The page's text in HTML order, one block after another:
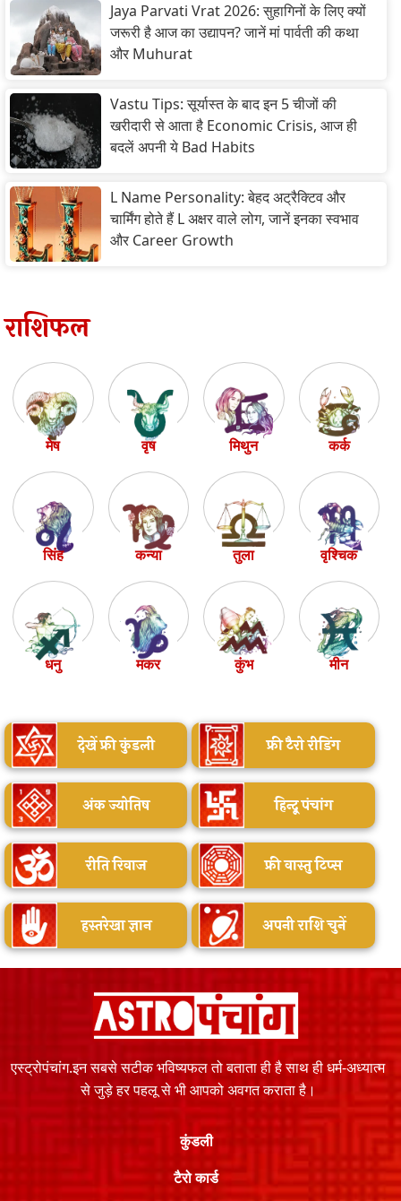
Jaya Parvati Vrat 2026: सुहागिनों के लिए क्यों
जरूरी है आज का उद्यापन? जानें मां पार्वती की कथा
और Muhurat
Vastu Tips: सूर्यास्त के बाद इन 5 चीजों की
खरीदारी से आता है Economic Crisis, आज ही
बदलें अपनी ये Bad Habits
L Name Personality: बेहद अट्रैक्टिव और
चार्मिंग होते हैं L अक्षर वाले लोग, जानें इनका स्वभाव
और Career Growth
राशिफल
मेष वृष मिथुन कर्क
सिंह कन्या तुला वृश्चिक
धनु मकर कुंभ मीन
देखें फ्री कुंडली फ्री टैरो रीडिंग
अंक ज्योतिष हिन्दू पंचांग
रीति रिवाज फ्री वास्तु टिप्स
हस्तरेखा ज्ञान अपनी राशि चुनें
एस्ट्रोपंचांग.इन सबसे सटीक भविष्यफल तो बताता ही है साथ ही धर्म-अध्यात्म
से जुड़े हर पहलू से भी आपको अवगत कराता है।
कुंडली
टैरो कार्ड